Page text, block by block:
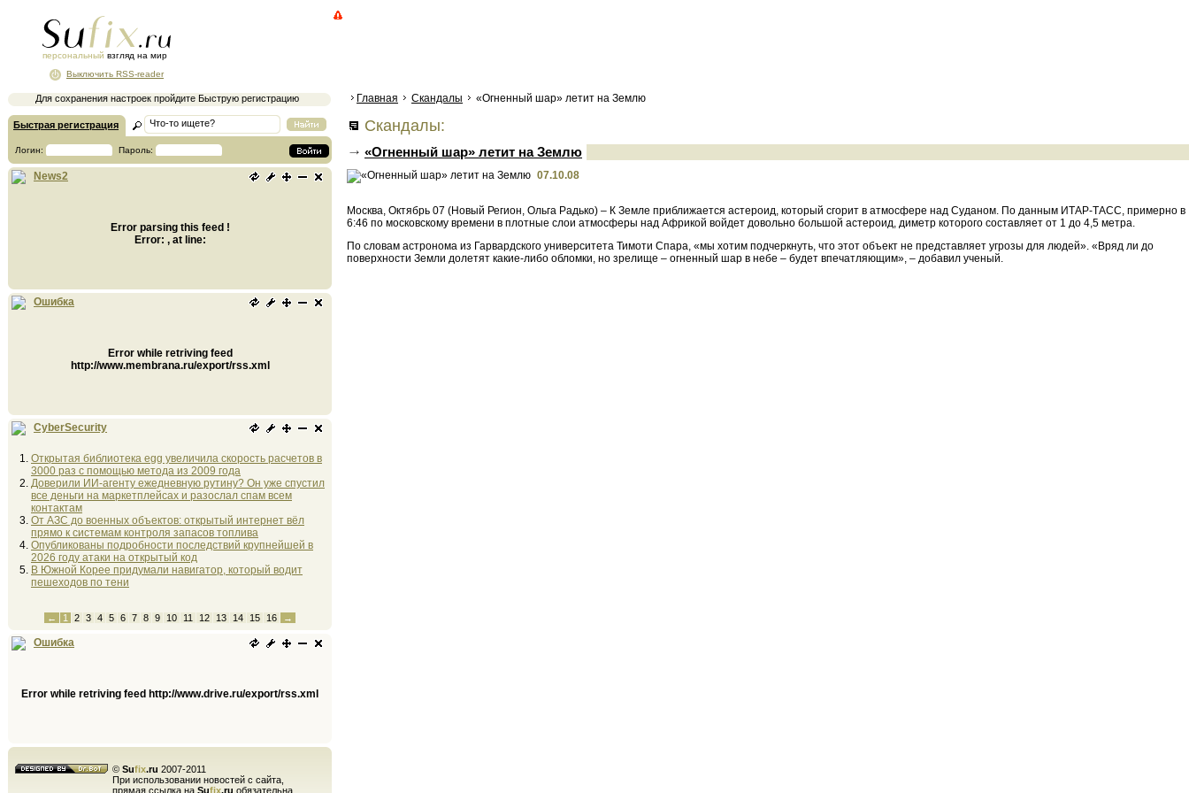
персональный взгляд на мир
Для сохранения настроек пройдите Быструю регистрацию
Выключить RSS-reader
Быстрая регистрация
Логин: Пароль:
News2
Error parsing this feed !
Error: , at line:
Ошибка
Error while retriving feed
http://www.membrana.ru/export/rss.xml
CyberSecurity
Открытая библиотека egg увеличила скорость расчетов в
3000 раз с помощью метода из 2009 года
Доверили ИИ-агенту ежедневную рутину? Он уже спустил
все деньги на маркетплейсах и разослал спам всем
контактам
От АЗС до военных объектов: открытый интернет вёл
прямо к системам контроля запасов топлива
Опубликованы подробности последствий крупнейшей в
2026 году атаки на открытый код
В Южной Корее придумали навигатор, который водит
пешеходов по тени
← 1 2 3 4 5 6 7 8 9 10 11 12 13 14 15 16 →
Ошибка
Error while retriving feed http://www.drive.ru/export/rss.xml
© Sufix.ru 2007-2011
При использовании новостей с сайта,
прямая ссылка на Sufix.ru обязательна
Главная Скандалы «Огненный шар» летит на Землю
Скандалы:
«Огненный шар» летит на Землю
07.10.08
Москва, Октябрь 07 (Новый Регион, Ольга Радько) – К Земле приближается астероид, который сгорит в атмосфере над Суданом. По данным ИТАР-ТАСС, примерно в
6:46 по московскому времени в плотные слои атмосферы над Африкой войдет довольно большой астероид, диметр которого составляет от 1 до 4,5 метра.
По словам астронома из Гарвардского университета Тимоти Спара, «мы хотим подчеркнуть, что этот объект не представляет угрозы для людей». «Вряд ли до
поверхности Земли долетят какие-либо обломки, но зрелище – огненный шар в небе – будет впечатляющим», – добавил ученый.